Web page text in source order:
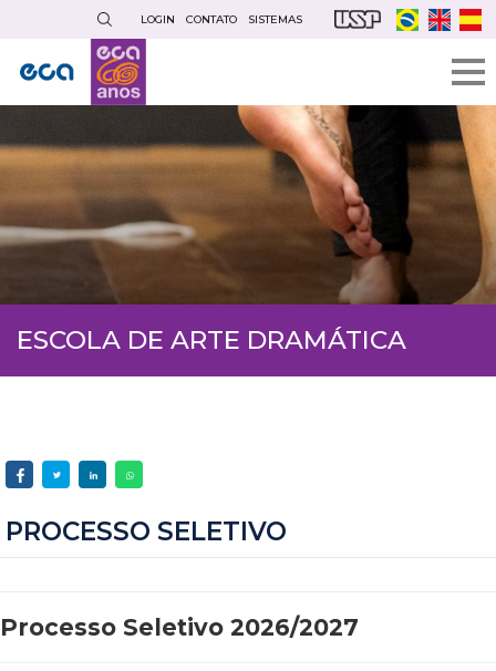
conteúdo
principal
LOGIN CONTATO SISTEMAS
ESCOLA DE ARTE DRAMÁTICA
PROCESSO SELETIVO
Processo Seletivo 2026/2027